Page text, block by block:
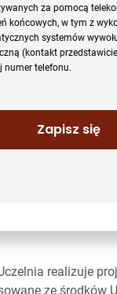
za pomocą
końcowych, w tym z
systemów
(kontakt
numer telefonu.
realizuje
ze środków